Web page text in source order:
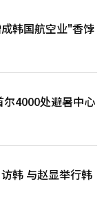
成为出口增长的主
体行业业绩的预期，
冲突仍在继续，但巴
分缓解了对进一步冲
与美国与伊朗的调
出：“7月份半导体
涨。” 他补充
导体行业出现了反
资建议也支持了投资
行业的普遍上
编辑。
韩国航空业"香饽
4000处避暑中心
韩 与赵显举行韩